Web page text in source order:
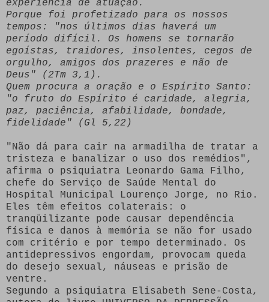
experiência de atuação.
Porque foi profetizado para os nossos
tempos: "nos últimos dias haverá um
período difícil. Os homens se tornarão
egoístas, traidores, insolentes, cegos de
orgulho, amigos dos prazeres e não de
Deus" (2Tm 3,1).
Quem procura a oração e o Espírito Santo:
"o fruto do Espírito é caridade, alegria,
paz, paciência, afabilidade, bondade,
fidelidade" (Gl 5,22)
"Não dá para cair na armadilha de tratar a
tristeza e banalizar o uso dos remédios",
afirma o psiquiatra Leonardo Gama Filho,
chefe do Serviço de Saúde Mental do
Hospital Municipal Lourenço Jorge, no Rio.
Eles têm efeitos colaterais: o
tranqüilizante pode causar dependência
física e danos à memória se não for usado
com critério e por tempo determinado. Os
antidepressivos engordam, provocam queda
do desejo sexual, náuseas e prisão de
ventre.
Segundo a psiquiatra Elisabeth Sene-Costa,